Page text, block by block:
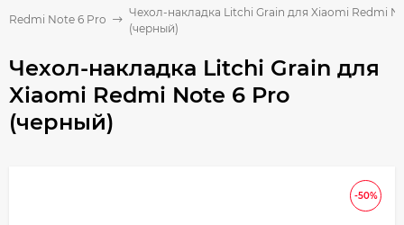
Redmi Note 6 Pro
Чехол-накладка Litchi Grain для Xiaomi Redmi
(черный)
Чехол-накладка Litchi Grain для
Xiaomi Redmi Note 6 Pro
(черный)
-50%